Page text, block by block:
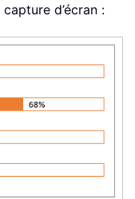
d’écran :